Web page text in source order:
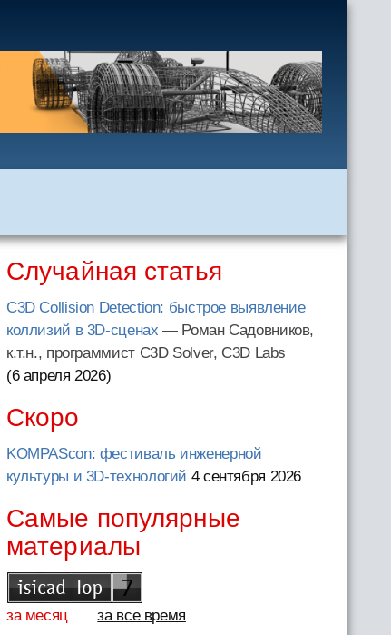
Случайная статья
C3D Collision Detection: быстрое выявление
коллизий в 3D-сценах — Роман Садовников,
к.т.н., программист C3D Solver, C3D Labs
(6 апреля 2026)
Скоро
KOMPAScon: фестиваль инженерной
культуры и 3D-технологий 4 сентября 2026
Самые популярные
материалы
за месяц
за все время